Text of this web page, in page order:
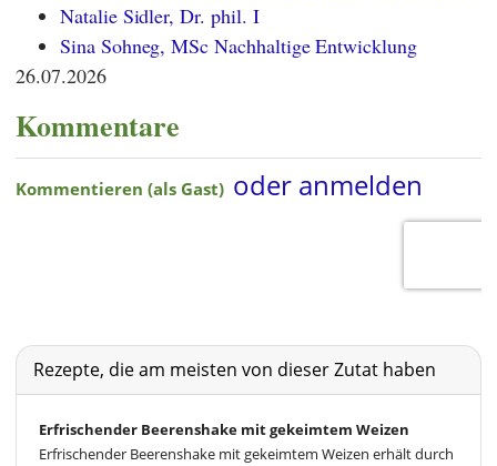
Natalie Sidler, Dr. phil. I
Sina Sohneg, MSc Nachhaltige Entwicklung
26.07.2026
Kommentare
Rezepte, die am meisten von dieser Zutat haben
Erfrischender Beerenshake mit gekeimtem Weizen
Erfrischender Beerenshake mit gekeimtem Weizen erhält durch